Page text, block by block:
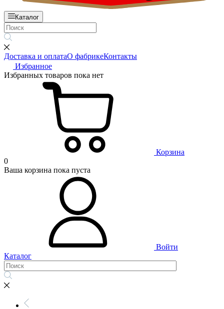
Каталог
Доставка и оплатаО фабрикеКонтакты
Избранное
Избранных товаров пока нет
Корзина
0
Ваша корзина пока пуста
Войти
Каталог